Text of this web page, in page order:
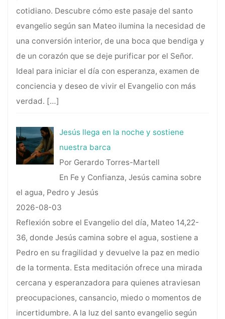
cotidiano. Descubre cómo este pasaje del santo
evangelio según san Mateo ilumina la necesidad de
una conversión interior, de una boca que bendiga y
de un corazón que se deje purificar por el Señor.
Ideal para iniciar el día con esperanza, examen de
conciencia y deseo de vivir el Evangelio con más
verdad. […]
Jesús llega en la noche y sostiene
nuestra barca
Por Gerardo Torres-Martell
En Fe y Confianza, Jesús camina sobre
el agua, Pedro y Jesús
2026-08-03
Reflexión sobre el Evangelio del día, Mateo 14,22-
36, donde Jesús camina sobre el agua, sostiene a
Pedro en su fragilidad y devuelve la paz en medio
de la tormenta. Esta meditación ofrece una mirada
cercana y esperanzadora para quienes atraviesan
preocupaciones, cansancio, miedo o momentos de
incertidumbre. A la luz del santo evangelio según